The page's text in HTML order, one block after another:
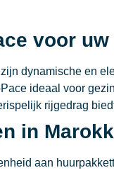
voor
dynamische en
ideaal voor
rijgedrag
in
aan